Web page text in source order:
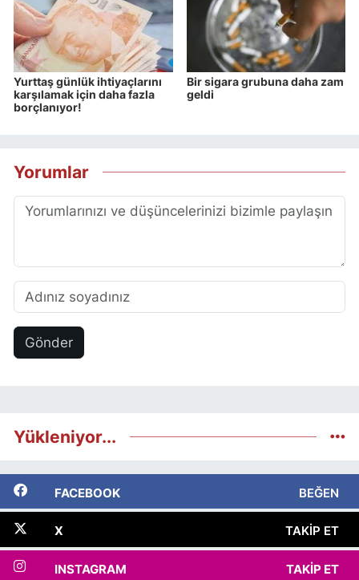
Yurttaş günlük ihtiyaçlarını
karşılamak için daha fazla
borçlanıyor!
Bir sigara grubuna daha zam
geldi
Yorumlar
Gönder
Yükleniyor...
FACEBOOK BEĞEN
X TAKIP ET
INSTAGRAM TAKIP ET